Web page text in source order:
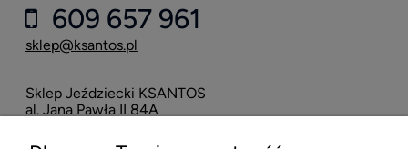
609 657 961
sklep@ksantos.pl
Sklep Jeździecki KSANTOS
al. Jana Pawła II 84A